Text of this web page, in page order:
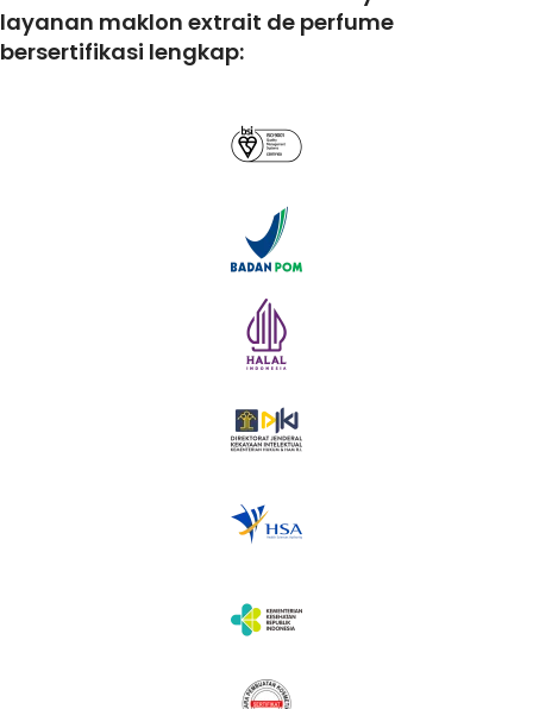
layanan maklon extrait de perfume
bersertifikasi lengkap: